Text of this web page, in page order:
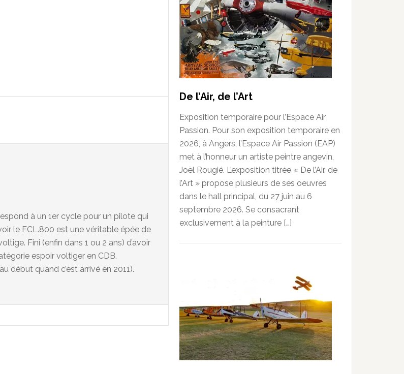
à un 1er cycle pour un pilote qui
le FCL.800 est une véritable épée de
Fini (enfin dans 1 ou 2 ans) d’avoir
espoir voltiger en CDB.
début quand c’est arrivé en 2011).
De l’Air, de l’Art
Exposition temporaire pour l’Espace Air
Passion. Pour son exposition temporaire en
2026, à Angers, l’Espace Air Passion (EAP)
met à l’honneur un artiste peintre angevin,
Joël Rougié. L’exposition titrée « De l’Air, de
l’Art » propose plusieurs de ses oeuvres
dans le hall principal, du 27 juin au 6
septembre 2026. Se consacrant
exclusivement à la peinture […]